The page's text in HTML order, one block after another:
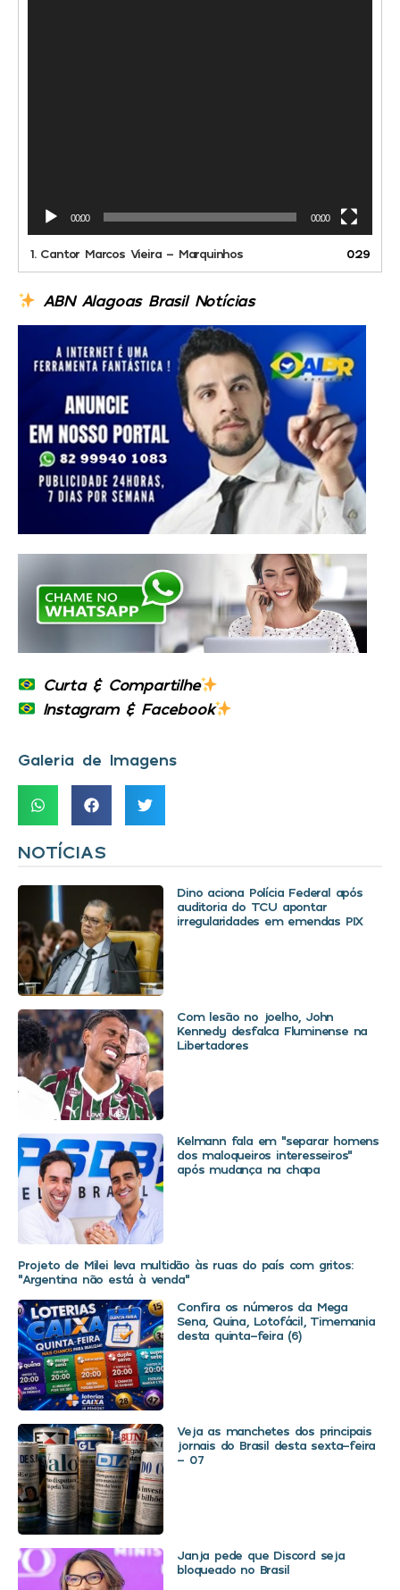
00:00 00:00
1. Cantor Marcos Vieira - Marquinhos 0:29
ABN Alagoas Brasil Notícias
Curta & Compartilhe
Instagram & Facebook
Galeria de Imagens
NOTÍCIAS
Dino aciona Polícia Federal após
auditoria do TCU apontar
irregularidades em emendas PIX
Com lesão no joelho, John
Kennedy desfalca Fluminense na
Libertadores
Kelmann fala em “separar homens
dos maloqueiros interesseiros”
após mudança na chapa
Projeto de Milei leva multidão às ruas do país com gritos:
“Argentina não está à venda”
Confira os números da Mega
Sena, Quina, Lotofácil, Timemania
desta quinta-feira (6)
Veja as manchetes dos principais
jornais do Brasil desta sexta-feira
– 07
Janja pede que Discord seja
bloqueado no Brasil